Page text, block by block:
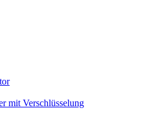
mit Verschlüsselung